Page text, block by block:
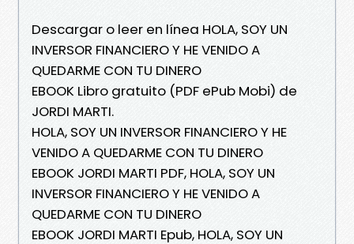
Descargar o leer en línea HOLA, SOY UN
INVERSOR FINANCIERO Y HE VENIDO A
QUEDARME CON TU DINERO
EBOOK Libro gratuito (PDF ePub Mobi) de
JORDI MARTI.
HOLA, SOY UN INVERSOR FINANCIERO Y HE
VENIDO A QUEDARME CON TU DINERO
EBOOK JORDI MARTI PDF, HOLA, SOY UN
INVERSOR FINANCIERO Y HE VENIDO A
QUEDARME CON TU DINERO
EBOOK JORDI MARTI Epub, HOLA, SOY UN